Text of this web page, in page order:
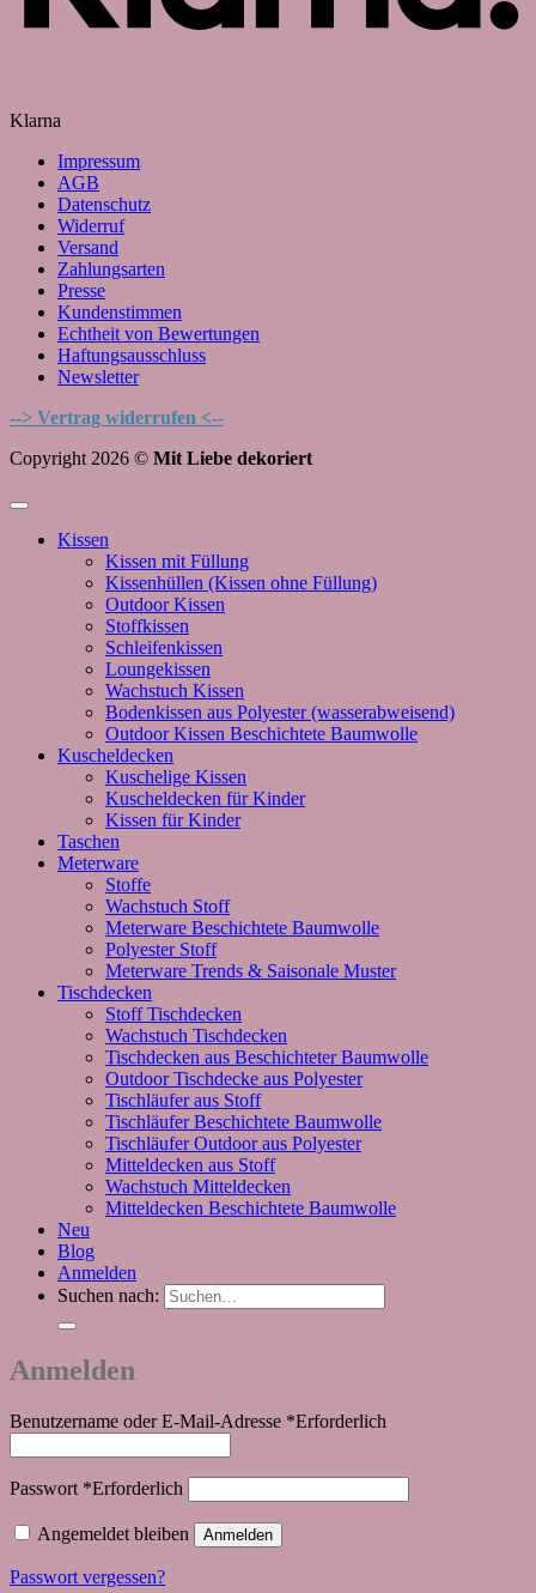
Klarna
Impressum
AGB
Datenschutz
Widerruf
Versand
Zahlungsarten
Presse
Kundenstimmen
Echtheit von Bewertungen
Haftungsausschluss
Newsletter
--> Vertrag widerrufen <--
Copyright 2026 © Mit Liebe dekoriert
Kissen
Kissen mit Füllung
Kissenhüllen (Kissen ohne Füllung)
Outdoor Kissen
Stoffkissen
Schleifenkissen
Loungekissen
Wachstuch Kissen
Bodenkissen aus Polyester (wasserabweisend)
Outdoor Kissen Beschichtete Baumwolle
Kuscheldecken
Kuschelige Kissen
Kuscheldecken für Kinder
Kissen für Kinder
Taschen
Meterware
Stoffe
Wachstuch Stoff
Meterware Beschichtete Baumwolle
Polyester Stoff
Meterware Trends & Saisonale Muster
Tischdecken
Stoff Tischdecken
Wachstuch Tischdecken
Tischdecken aus Beschichteter Baumwolle
Outdoor Tischdecke aus Polyester
Tischläufer aus Stoff
Tischläufer Beschichtete Baumwolle
Tischläufer Outdoor aus Polyester
Mitteldecken aus Stoff
Wachstuch Mitteldecken
Mitteldecken Beschichtete Baumwolle
Neu
Blog
Anmelden
Suchen nach:
Anmelden
Benutzername oder E-Mail-Adresse *Erforderlich
Passwort *Erforderlich
Angemeldet bleiben Anmelden
Passwort vergessen?